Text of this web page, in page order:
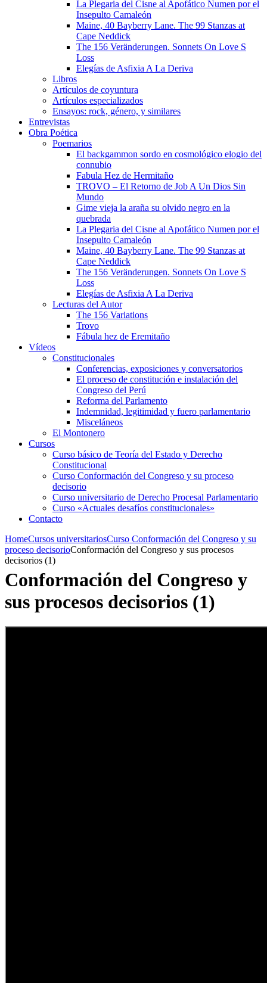
La Plegaria del Cisne al Apofático Numen por el
Insepulto Camaleón
Maine, 40 Bayberry Lane. The 99 Stanzas at
Cape Neddick
The 156 Veränderungen. Sonnets On Love S
Loss
Elegías de Asfixia A La Deriva
Libros
Artículos de coyuntura
Artículos especializados
Ensayos: rock, género, y similares
Entrevistas
Obra Poética
Poemarios
El backgammon sordo en cosmológico elogio del
connubio
Fabula Hez de Hermitaño
TROVO – El Retorno de Job A Un Dios Sin
Mundo
Gime vieja la araña su olvido negro en la
quebrada
La Plegaria del Cisne al Apofático Numen por el
Insepulto Camaleón
Maine, 40 Bayberry Lane. The 99 Stanzas at
Cape Neddick
The 156 Veränderungen. Sonnets On Love S
Loss
Elegías de Asfixia A La Deriva
Lecturas del Autor
The 156 Variations
Trovo
Fábula hez de Eremitaño
Vídeos
Constitucionales
Conferencias, exposiciones y conversatorios
El proceso de constitución e instalación del
Congreso del Perú
Reforma del Parlamento
Indemnidad, legitimidad y fuero parlamentario
Misceláneos
El Montonero
Cursos
Curso básico de Teoría del Estado y Derecho
Constitucional
Curso Conformación del Congreso y su proceso
decisorio
Curso universitario de Derecho Procesal Parlamentario
Curso «Actuales desafíos constitucionales»
Contacto
HomeCursos universitariosCurso Conformación del Congreso y su
proceso decisorioConformación del Congreso y sus procesos
decisorios (1)
Conformación del Congreso y
sus procesos decisorios (1)